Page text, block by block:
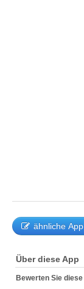
ähnliche
Über diese App
Bewerten Sie